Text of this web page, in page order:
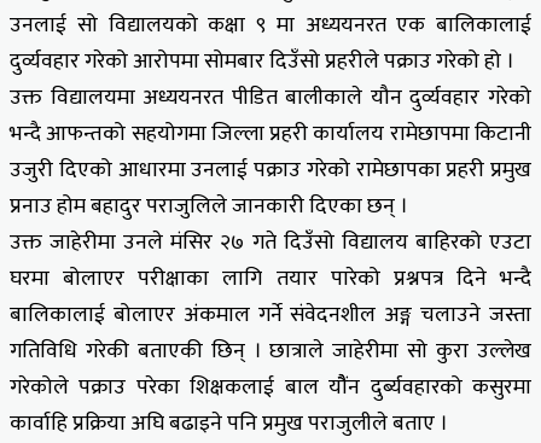
उनलाई सो विद्यालयको कक्षा ९ मा अध्ययनरत एक बालिकालाई
दुर्व्यवहार गरेको आरोपमा सोमबार दिउँसो प्रहरीले पक्राउ गरेको हो ।
उक्त विद्यालयमा अध्ययनरत पीडित बालीकाले यौन दुर्व्यवहार गरेको
भन्दै आफन्तको सहयोगमा जिल्ला प्रहरी कार्यालय रामेछापमा किटानी
उजुरी दिएको आधारमा उनलाई पक्राउ गरेको रामेछापका प्रहरी प्रमुख
प्रनाउ होम बहादुर पराजुलिले जानकारी दिएका छन् ।
उक्त जाहेरीमा उनले मंसिर २७ गते दिउँसो विद्यालय बाहिरको एउटा
घरमा बोलाएर परीक्षाका लागि तयार पारेको प्रश्नपत्र दिने भन्दै
बालिकालाई बोलाएर अंकमाल गर्ने संवेदनशील अङ्ग चलाउने जस्ता
गतिविधि गरेकी बताएकी छिन् । छात्राले जाहेरीमा सो कुरा उल्लेख
गरेकोले पक्राउ परेका शिक्षकलाई बाल यौैंन दुर्ब्यवहारको कसुरमा
कार्वाहि प्रक्रिया अघि बढाइने पनि प्रमुख पराजुलीले बताए ।